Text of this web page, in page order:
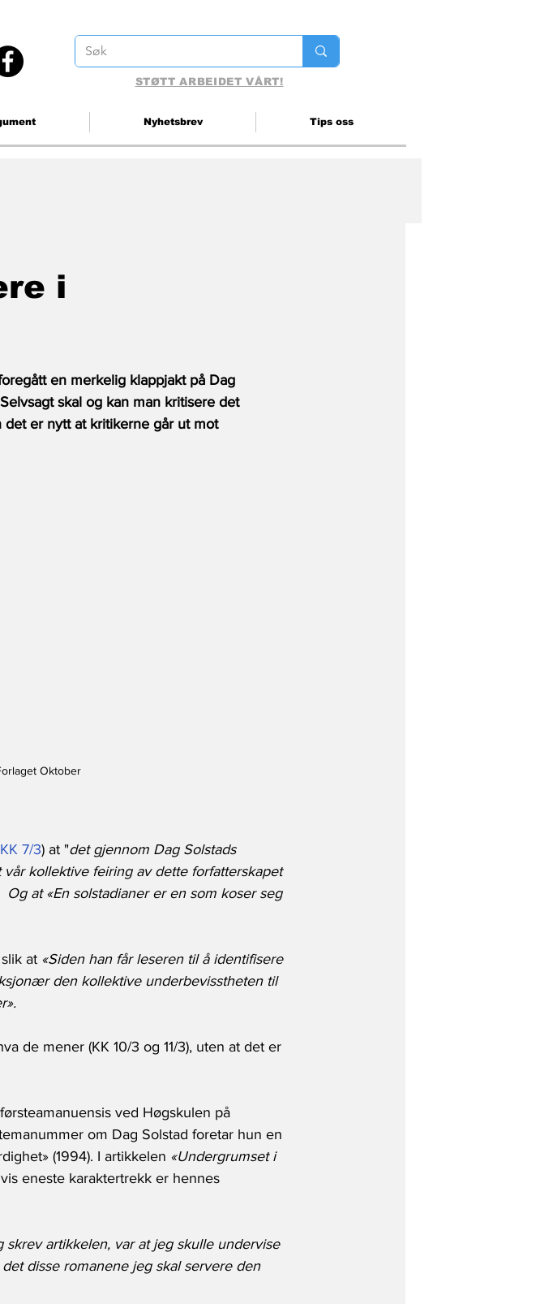
STØTT ARBEIDET VÅRT!
Nyhetsbrev Tips oss
i
en merkelig klappjakt på Dag
skal og kan man kritisere det
er nytt at kritikerne går ut mot
Oktober
KK 7/3) at "det gjennom Dag Solstads
kollektive feiring av dette forfatterskapet
at «En solstadianer er en som koser seg
at «Siden han får leseren til å identifisere
den kollektive underbevisstheten til
de mener (KK 10/3 og 11/3), uten at det er
ved Høgskulen på
om Dag Solstad foretar hun en
(1994). I artikkelen «Undergrumset i
eneste karaktertrekk er hennes
skrev artikkelen, var at jeg skulle undervise
disse romanene jeg skal servere den